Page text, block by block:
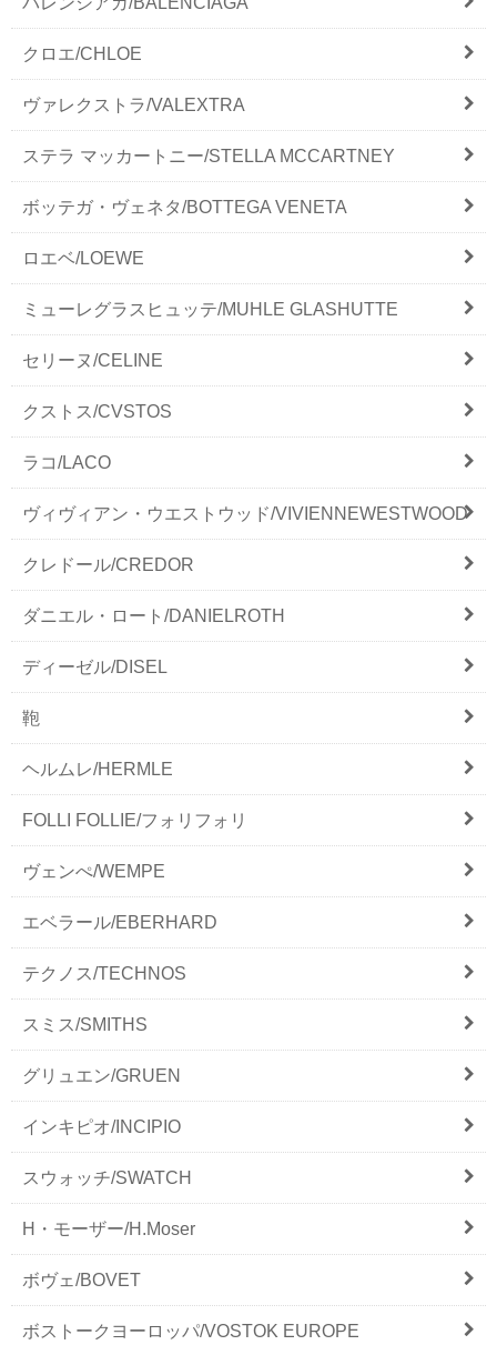
クロエ/CHLOE
ヴァレクストラ/VALEXTRA
ステラ マッカートニー/STELLA MCCARTNEY
ボッテガ・ヴェネタ/BOTTEGA VENETA
ロエベ/LOEWE
ミューレグラスヒュッテ/MUHLE GLASHUTTE
セリーヌ/CELINE
クストス/CVSTOS
ラコ/LACO
ヴィヴィアン・ウエストウッド/VIVIENNEWESTWOOD
クレドール/CREDOR
ダニエル・ロート/DANIELROTH
ディーゼル/DISEL
鞄
ヘルムレ/HERMLE
FOLLI FOLLIE/フォリフォリ
ヴェンぺ/WEMPE
エベラール/EBERHARD
テクノス/TECHNOS
スミス/SMITHS
グリュエン/GRUEN
インキピオ/INCIPIO
スウォッチ/SWATCH
H・モーザー/H.Moser
ボヴェ/BOVET
ボストークヨーロッパ/VOSTOK EUROPE